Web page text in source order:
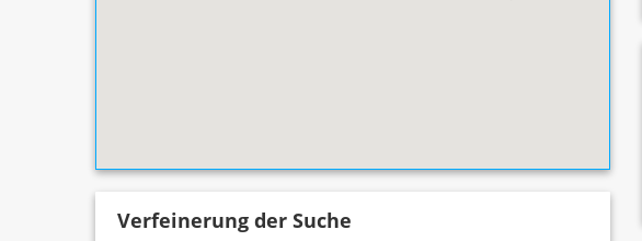
Verfeinerung der Suche